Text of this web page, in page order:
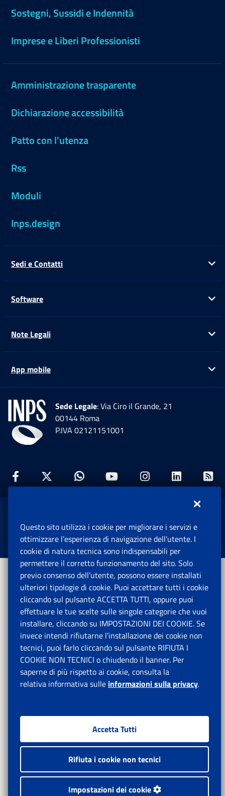
Sostegni, Sussidi e Indennità
Imprese e Liberi Professionisti
Amministrazione trasparente
Dichiarazione accessibilità
Patto con l'utenza
Rss
Moduli
Inps.design
Sedi e Contatti
Software
Note Legali
App mobile
Sede Legale: Via Ciro il Grande, 21
00144 Roma
P.IVA 02121151001
Facebook: Apre una nuova finestra
Twitter: Apre una nuova finestra
Whatsapp: Apre una nuova
Youtube: Apre una
Instagram:
Istituto Nazionale Previdenza Sociale.
Tutti i diritti riservati.
Questo sito utilizza i cookie per migliorare i servizi e
ottimizzare l’esperienza di navigazione dell’utente. I
cookie di natura tecnica sono indispensabili per
permettere il corretto funzionamento del sito. Solo
previo consenso dell’utente, possono essere installati
ulteriori tipologie di cookie. Puoi accettare tutti i cookie
cliccando sul pulsante ACCETTA TUTTI, oppure puoi
effettuare le tue scelte sulle singole categorie che vuoi
installare, cliccando su IMPOSTAZIONI DEI COOKIE. Se
invece intendi rifiutarne l’installazione dei cookie non
tecnici, puoi farlo cliccando sul pulsante RIFIUTA I
COOKIE NON TECNICI o chiudendo il banner. Per
saperne di più rispetto ai cookie, consulta la
relativa informativa sulle informazioni sulla privacy.
Accetta Tutti
Rifiuta i cookie non tecnici
Impostazioni dei cookie